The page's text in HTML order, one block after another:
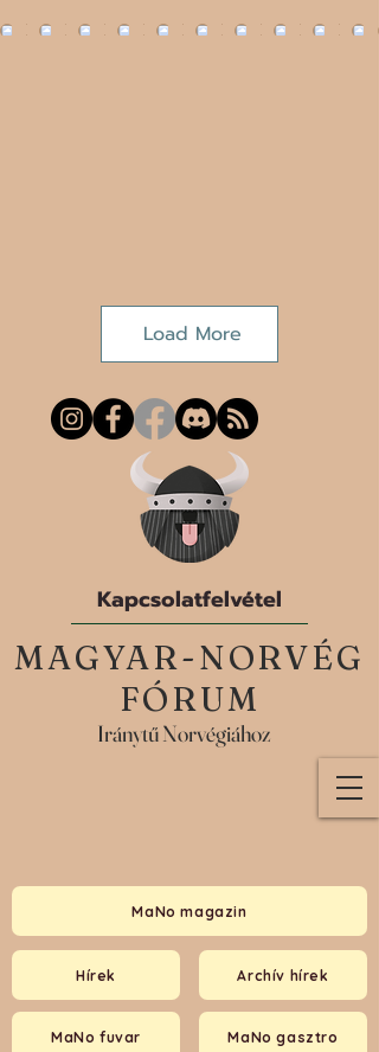
MAGYAR-NORVÉG
FÓRUM
Iránytű Norvégiához
Hírek
MaNo magazin
MaNo fuvar MaNo gasztro
Archív hírek
Kapcsolatfelvétel
Load More